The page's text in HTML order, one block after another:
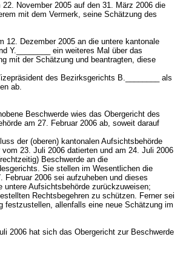
November 2005 auf den 31. März 2006 die
mit dem Vermerk, seine Schätzung des
12. Dezember 2005 an die untere kantonale
Y.________ ein weiteres Mal über das
mit der Schätzung und beantragten, diese
des Bezirksgerichts B.________ als
ab.
Beschwerde wies das Obergericht des
am 27. Februar 2006 ab, soweit darauf
der (oberen) kantonalen Aufsichtsbehörde
23. Juli 2006 datierten und am 24. Juli 2006
Beschwerde an die
Sie stellen im Wesentlichen die
2006 sei aufzuheben und dieses
Aufsichtsbehörde zurückzuweisen;
Rechtsbegehren zu schützen. Ferner sei
festzustellen, allenfalls eine neue Schätzung im
2006 hat sich das Obergericht zur Beschwerde